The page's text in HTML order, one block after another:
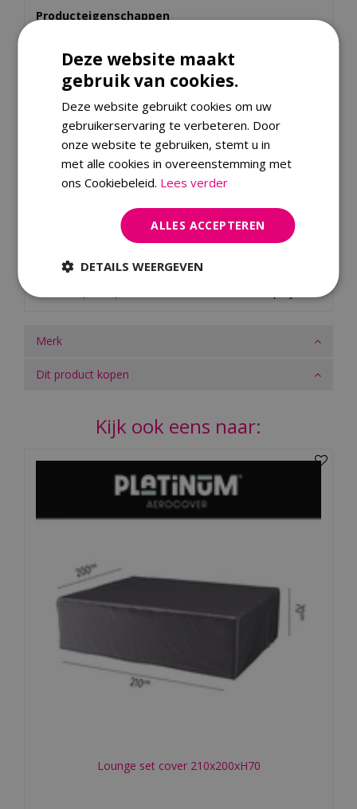
Producteigenschappen
Afmeting: 300 x 300 x 65/90 cm
Materiaal: Ripstop polyester met ademend
AeroCover membraan
Specificaties
Aerocover
Colour Family
Merk
Dit product kopen
Kijk ook eens naar:
Lounge set cover 210x200xH70
Deze website maakt
gebruik van cookies.
Deze website gebruikt cookies om uw
gebruikerservaring te verbeteren. Door
onze website te gebruiken, stemt u in
met alle cookies in overeenstemming met
ons Cookiebeleid. Lees verder
ALLES ACCEPTEREN
DETAILS WEERGEVEN